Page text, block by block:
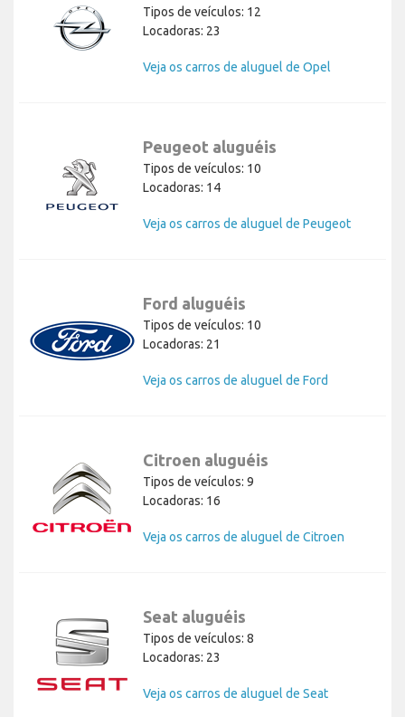
Tipos de veículos: 12
Locadoras: 23
Veja os carros de aluguel de Opel
Peugeot aluguéis
Tipos de veículos: 10
Locadoras: 14
Veja os carros de aluguel de Peugeot
Ford aluguéis
Tipos de veículos: 10
Locadoras: 21
Veja os carros de aluguel de Ford
Citroen aluguéis
Tipos de veículos: 9
Locadoras: 16
Veja os carros de aluguel de Citroen
Seat aluguéis
Tipos de veículos: 8
Locadoras: 23
Veja os carros de aluguel de Seat